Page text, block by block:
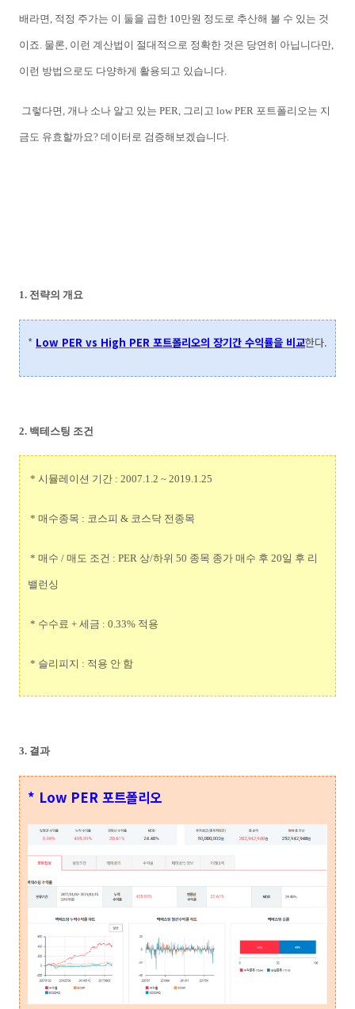
배라면, 적정 주가는 이 둘을 곱한 10만원 정도로 추산해 볼 수 있는 것
이죠. 물론, 이런 계산법이 절대적으로 정확한 것은 당연히 아닙니다만,
이런 방법으로도 다양하게 활용되고 있습니다.
그렇다면, 개나 소나 알고 있는 PER, 그리고 low PER 포트폴리오는 지
금도 유효할까요? 데이터로 검증해보겠습니다.
1. 전략의 개요
* Low PER vs High PER 포트폴리오의 장기간 수익률을 비교한다.
2. 백테스팅 조건
* 시뮬레이션 기간 : 2007.1.2 ~ 2019.1.25
* 매수종목 : 코스피 & 코스닥 전종목
* 매수 / 매도 조건 : PER 상/하위 50 종목 종가 매수 후 20일 후 리
밸런싱
* 수수료 + 세금 : 0.33% 적용
* 슬리피지 : 적용 안 함
3. 결과
* Low PER 포트폴리오